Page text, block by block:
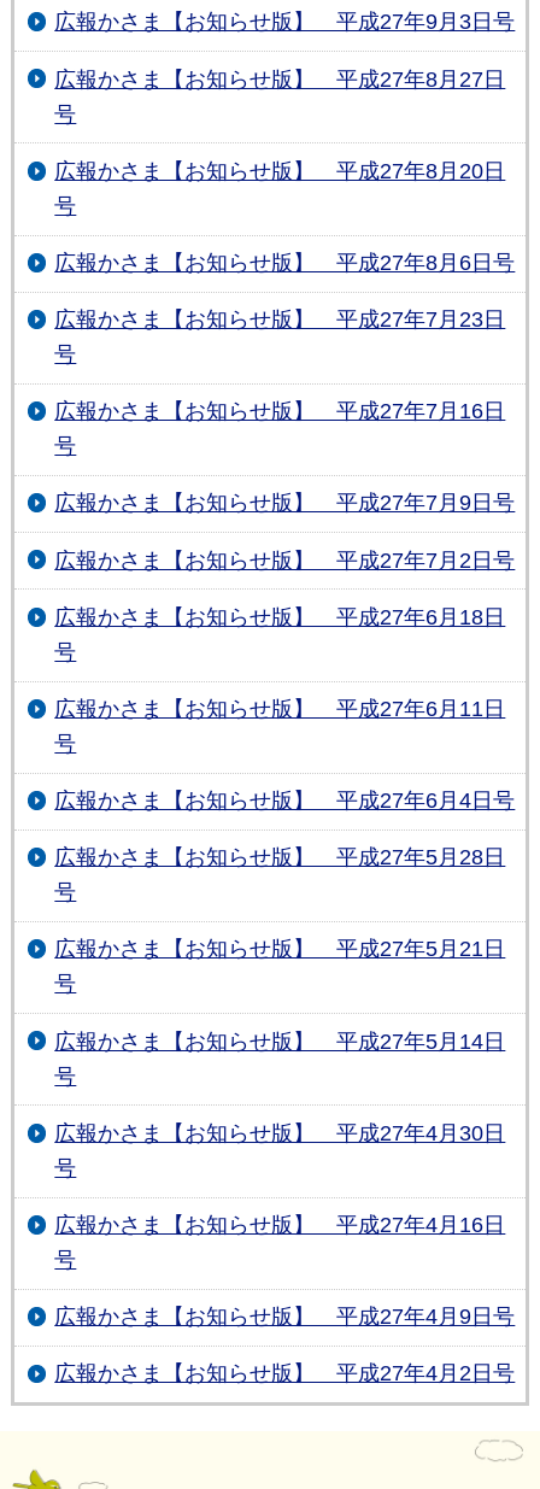
広報かさま【お知らせ版】 平成27年9月3日号
広報かさま【お知らせ版】 平成27年8月27日
号
広報かさま【お知らせ版】 平成27年8月20日
号
広報かさま【お知らせ版】 平成27年8月6日号
広報かさま【お知らせ版】 平成27年7月23日
号
広報かさま【お知らせ版】 平成27年7月16日
号
広報かさま【お知らせ版】 平成27年7月9日号
広報かさま【お知らせ版】 平成27年7月2日号
広報かさま【お知らせ版】 平成27年6月18日
号
広報かさま【お知らせ版】 平成27年6月11日
号
広報かさま【お知らせ版】 平成27年6月4日号
広報かさま【お知らせ版】 平成27年5月28日
号
広報かさま【お知らせ版】 平成27年5月21日
号
広報かさま【お知らせ版】 平成27年5月14日
号
広報かさま【お知らせ版】 平成27年4月30日
号
広報かさま【お知らせ版】 平成27年4月16日
号
広報かさま【お知らせ版】 平成27年4月9日号
広報かさま【お知らせ版】 平成27年4月2日号